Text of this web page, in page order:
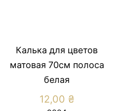
Калька для цветов
матовая 70см полоса
белая
12,00 ₴